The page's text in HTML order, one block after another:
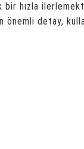
bir hızla
detay,